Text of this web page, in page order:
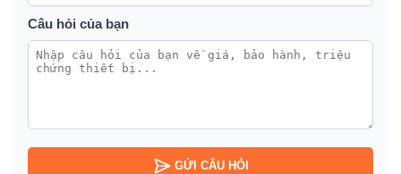
Câu hỏi của bạn
GỬI CÂU HỎI